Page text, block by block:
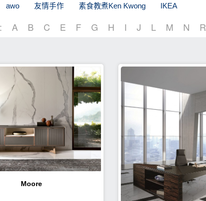
awo 友情手作 素食教煮Ken Kwong IKEA
A B C E F G H I J L M N R
Moore